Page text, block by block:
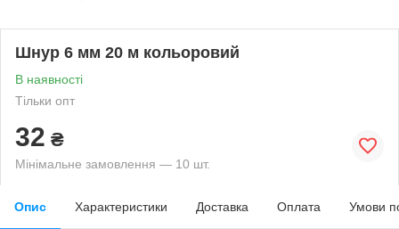
Шнур 6 мм 20 м кольоровий
В наявності
Тільки опт
32 ₴
Мінімальне замовлення — 10 шт.
Опис Характеристики Доставка Оплата Умови